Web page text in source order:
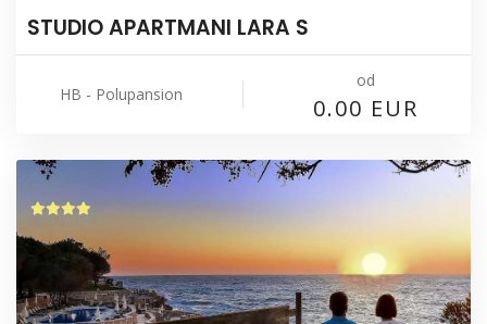
STUDIO APARTMANI LARA S
HB - Polupansion
od
0.00 EUR